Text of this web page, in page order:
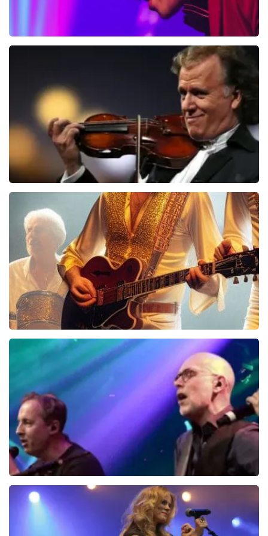
Bouke And The Elvis Matters Band
Andre Rieu
5618+reviews
BEKIJKEN
Bee Gees Forever
845+ reviews
BEKIJKEN
Edwin Evers Band
reviews